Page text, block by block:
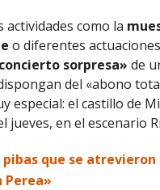
como la
o diferentes
sorpresa» de
del «abono
especial: el castillo de
en el escenario
que se
Perea»